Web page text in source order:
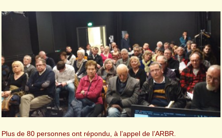
Plus de 80 personnes ont répondu, à l’appel de l’ARBR.